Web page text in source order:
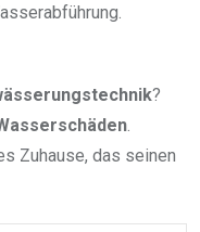
?
Zuhause, das seinen